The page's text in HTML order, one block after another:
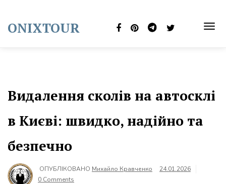
content
ONIXTOUR
Видалення сколів на автосклі
в Києві: швидко, надійно та
безпечно
ОПУБЛІКОВАНО Михайло Кравченко
24.01.2026
0 Comments